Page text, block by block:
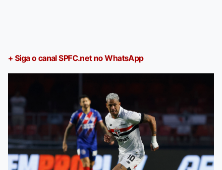
+ Siga o canal SPFC.net no WhatsApp